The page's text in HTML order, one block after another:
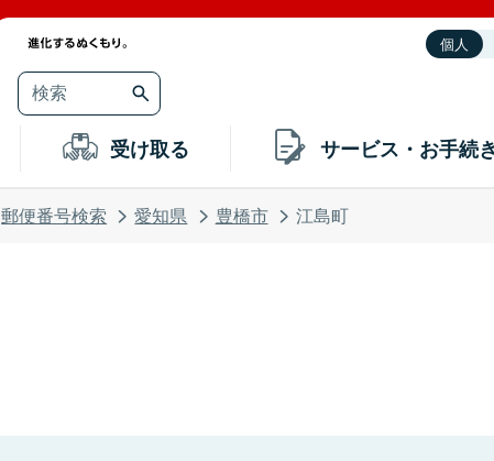
個人
受け取る サービス・お手続き
郵便番号検索 愛知県 豊橋市 江島町